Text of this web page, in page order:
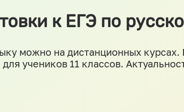
к ЕГЭ по
можно на дистанционных
учеников 11 классов.